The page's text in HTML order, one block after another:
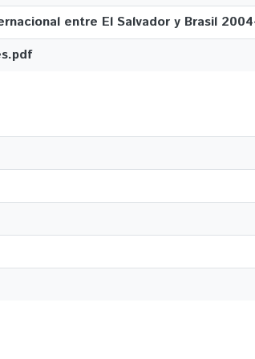
entre El Salvador y Brasil